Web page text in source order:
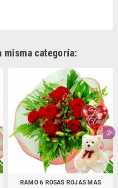
misma categoría:
RAMO 6 ROSAS ROJAS MAS